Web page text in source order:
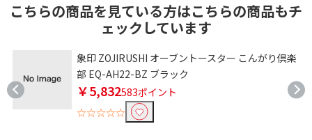
こちらの商品を見ている方はこちらの商品もチ
ェックしています
象印 ZOJIRUSHI オーブントースター こんがり倶楽
部 EQ-AH22-BZ ブラック
￥5,832583ポイント
☆☆☆☆☆